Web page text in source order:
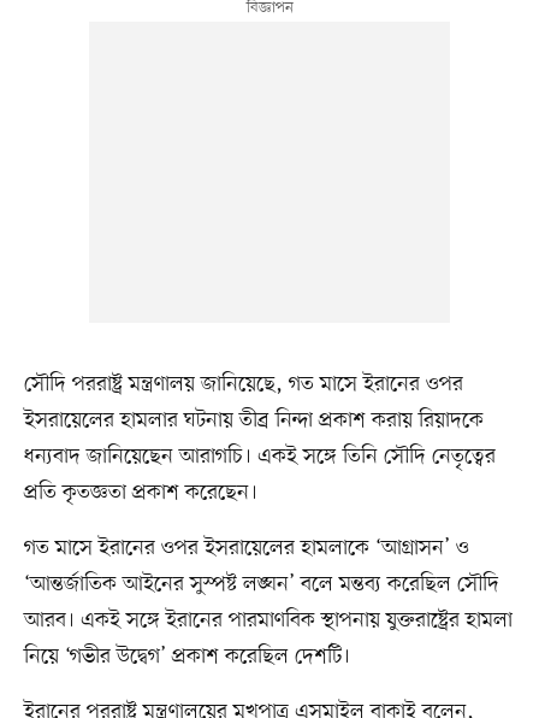
সৌদি পররাষ্ট্র মন্ত্রণালয় জানিয়েছে, গত মাসে ইরানের ওপর
ইসরায়েলের হামলার ঘটনায় তীব্র নিন্দা প্রকাশ করায় রিয়াদকে
ধন্যবাদ জানিয়েছেন আরাগচি। একই সঙ্গে তিনি সৌদি নেতৃত্বের
প্রতি কৃতজ্ঞতা প্রকাশ করেছেন।
গত মাসে ইরানের ওপর ইসরায়েলের হামলাকে ‘আগ্রাসন’ ও
‘আন্তর্জাতিক আইনের সুস্পষ্ট লঙ্ঘন’ বলে মন্তব্য করেছিল সৌদি
আরব। একই সঙ্গে ইরানের পারমাণবিক স্থাপনায় যুক্তরাষ্ট্রের হামলা
নিয়ে ‘গভীর উদ্বেগ’ প্রকাশ করেছিল দেশটি।
ইরানের পররাষ্ট্র মন্ত্রণালয়ের মুখপাত্র এসমাইল বাকাই বলেন,